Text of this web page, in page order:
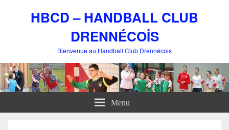
HBCD – HANDBALL CLUB
DRENNÉCOİS
Bienvenue au Handball Club Drennécois
Menu